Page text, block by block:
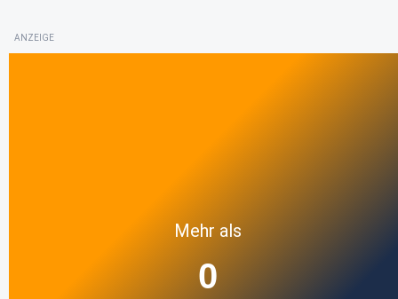
ANZEIGE
Mehr als
0